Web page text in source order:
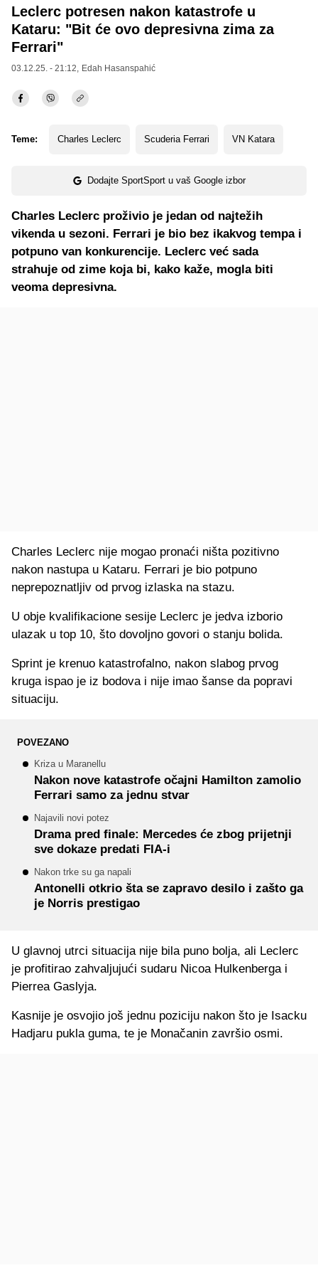
Leclerc potresen nakon katastrofe u
Kataru: "Bit će ovo depresivna zima za
Ferrari"
03.12.25. - 21:12, Edah Hasanspahić
Teme: Charles Leclerc Scuderia Ferrari VN Katara
Dodajte SportSport u vaš Google izbor
Charles Leclerc proživio je jedan od najtežih
vikenda u sezoni. Ferrari je bio bez ikakvog tempa i
potpuno van konkurencije. Leclerc već sada
strahuje od zime koja bi, kako kaže, mogla biti
veoma depresivna.
Charles Leclerc nije mogao pronaći ništa pozitivno
nakon nastupa u Kataru. Ferrari je bio potpuno
neprepoznatljiv od prvog izlaska na stazu.
U obje kvalifikacione sesije Leclerc je jedva izborio
ulazak u top 10, što dovoljno govori o stanju bolida.
Sprint je krenuo katastrofalno, nakon slabog prvog
kruga ispao je iz bodova i nije imao šanse da popravi
situaciju.
POVEZANO
Kriza u Maranellu
Nakon nove katastrofe očajni Hamilton zamolio
Ferrari samo za jednu stvar
Najavili novi potez
Drama pred finale: Mercedes će zbog prijetnji
sve dokaze predati FIA-i
Nakon trke su ga napali
Antonelli otkrio šta se zapravo desilo i zašto ga
je Norris prestigao
U glavnoj utrci situacija nije bila puno bolja, ali Leclerc
je profitirao zahvaljujući sudaru Nicoa Hulkenberga i
Pierrea Gaslyja.
Kasnije je osvojio još jednu poziciju nakon što je Isacku
Hadjaru pukla guma, te je Monačanin završio osmi.